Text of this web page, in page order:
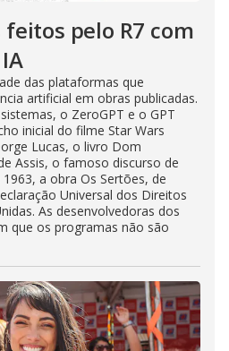
pelo R7 com
das plataformas que
artificial em obras publicadas.
o ZeroGPT e o GPT
inicial do filme Star Wars
Lucas, o livro Dom
Assis, o famoso discurso de
a obra Os Sertões, de
Universal dos Direitos
As desenvolvedoras dos
que os programas não são